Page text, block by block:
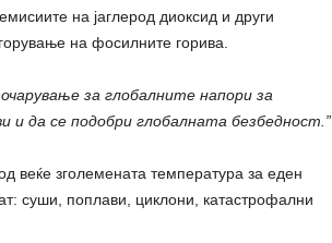
на јаглерод диоксид и други
на фосилните горива.
за глобалните напори за
и да се подобри глобалната безбедност.”
веќе зголемената температура за еден
суши, поплави, циклони, катастрофални